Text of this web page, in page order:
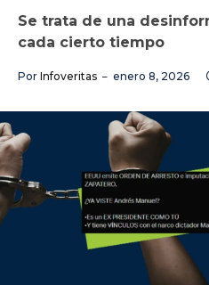
Se trata de una
cada cierto tiempo
Por Infoveritas enero 8, 2026